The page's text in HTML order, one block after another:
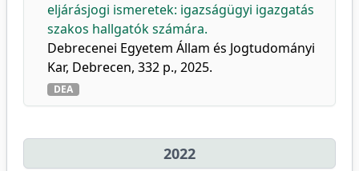
eljárásjogi ismeretek: igazságügyi igazgatás
szakos hallgatók számára.
Debrecenei Egyetem Állam és Jogtudományi
Kar, Debrecen, 332 p., 2025.
DEA
2022